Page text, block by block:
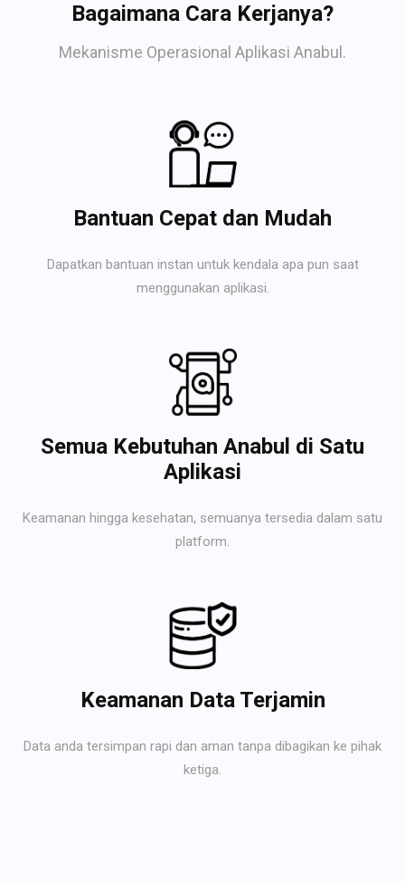
Bagaimana Cara Kerjanya?
Mekanisme Operasional Aplikasi Anabul.
Bantuan Cepat dan Mudah
Dapatkan bantuan instan untuk kendala apa pun saat
menggunakan aplikasi.
Semua Kebutuhan Anabul di Satu
Aplikasi
Keamanan hingga kesehatan, semuanya tersedia dalam satu
platform.
Keamanan Data Terjamin
Data anda tersimpan rapi dan aman tanpa dibagikan ke pihak
ketiga.